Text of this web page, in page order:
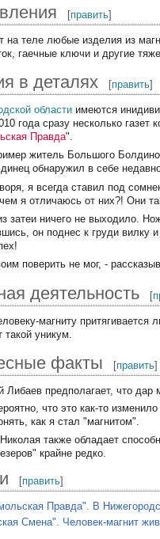
[править]
на теле любые изделия из
гаечные ключи и другие
в деталях [править]
области имеются
года сразу несколько газет
Правда".
житель Большого
обнаружил в себе
я всегда ставил под
я отличаюсь от них?! Они
затеи ничего не выходило.
он поднес к груди вилку
поверить не мог, -
деятельность [
магниту
уникум.
факты [править]
Либаев предполагает, что
что это как-то
как я стал "магнитом".
также обладает
крайне редко.
[править]
Правда". В
Смена". Человек-магнит